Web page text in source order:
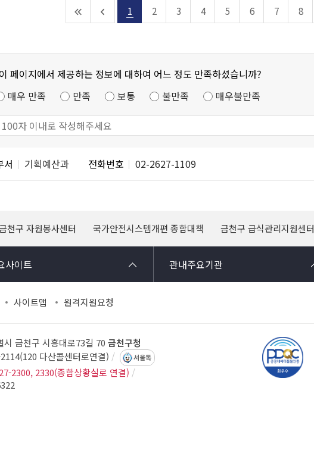
1 2 3 4 5 6 7 8
이 페이지에서 제공하는 정보에 대하여 어느 정도 만족하셨습니까?
매우 만족
만족 보통 불만족 매우불만족
서 기획예산과 전화번호 02-2627-1109
천구 자원봉사센터 국가안전시스템개편 종합대책 금천구 급식관리지원센터
사이트 관내주요기관
사이트맵 원격지원요청
시 금천구 시흥대로73길 70 금천구청
다산콜센터로연결) 서울톡
2300, 2330(종합상황실로 연결)